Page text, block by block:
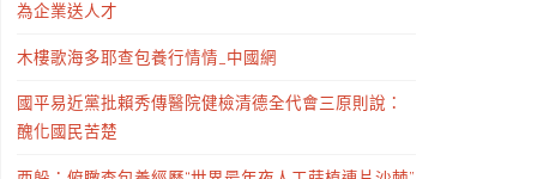
為企業送人才
木樓歌海多耶查包養行情情_中國網
國平易近黨批賴秀傳醫院健檢清德全代會三原則說：
醜化國民苦楚